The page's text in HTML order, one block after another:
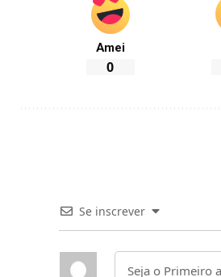
Amei
0
Se inscrever